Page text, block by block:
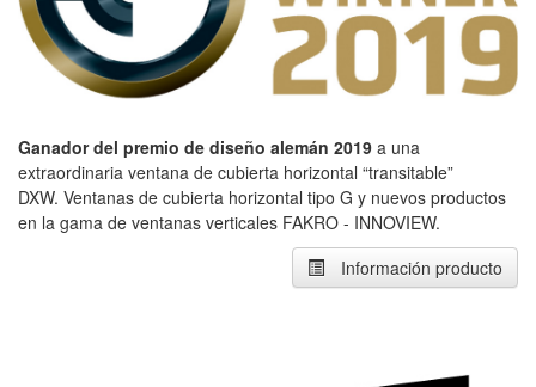
Ganador del premio de diseño alemán 2019 a una
extraordinaria ventana de cubierta horizontal “transitable”
DXW. Ventanas de cubierta horizontal tipo G y nuevos productos
en la gama de ventanas verticales FAKRO - INNOVIEW.
Información producto